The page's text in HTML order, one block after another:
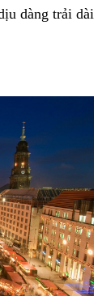
dàng trải dài